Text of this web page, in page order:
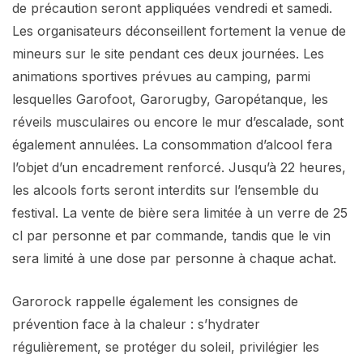
de précaution seront appliquées vendredi et samedi.
Les organisateurs déconseillent fortement la venue de
mineurs sur le site pendant ces deux journées. Les
animations sportives prévues au camping, parmi
lesquelles Garofoot, Garorugby, Garopétanque, les
réveils musculaires ou encore le mur d’escalade, sont
également annulées. La consommation d’alcool fera
l’objet d’un encadrement renforcé. Jusqu’à 22 heures,
les alcools forts seront interdits sur l’ensemble du
festival. La vente de bière sera limitée à un verre de 25
cl par personne et par commande, tandis que le vin
sera limité à une dose par personne à chaque achat.
Garorock rappelle également les consignes de
prévention face à la chaleur : s’hydrater
régulièrement, se protéger du soleil, privilégier les